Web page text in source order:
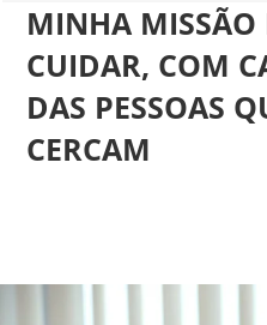
MINHA MISSÃO
CUIDAR, COM
DAS PESSOAS
CERCAM